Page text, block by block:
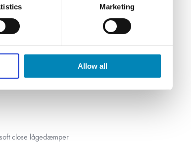
Marketing
Allow all
close lågedæmper